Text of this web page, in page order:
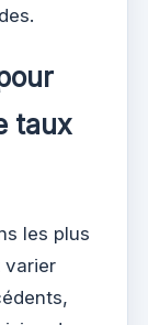
taux
les plus
varier